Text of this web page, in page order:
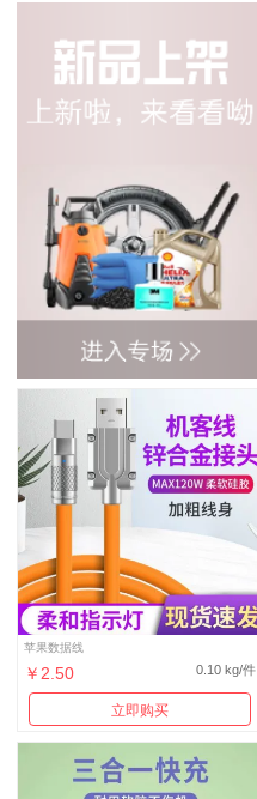
苹果数据线
￥2.50 0.10 kg/件
立即购买